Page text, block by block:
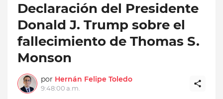
Declaración del Presidente
Donald J. Trump sobre el
fallecimiento de Thomas S.
Monson
por Hernán Felipe Toledo
9:48:00 a.m.